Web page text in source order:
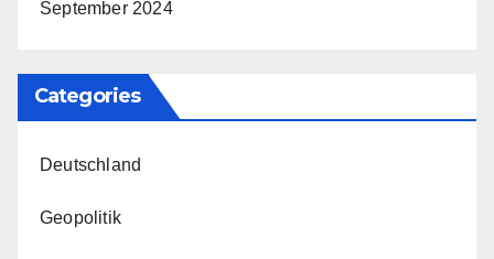
September 2024
Categories
Deutschland
Geopolitik